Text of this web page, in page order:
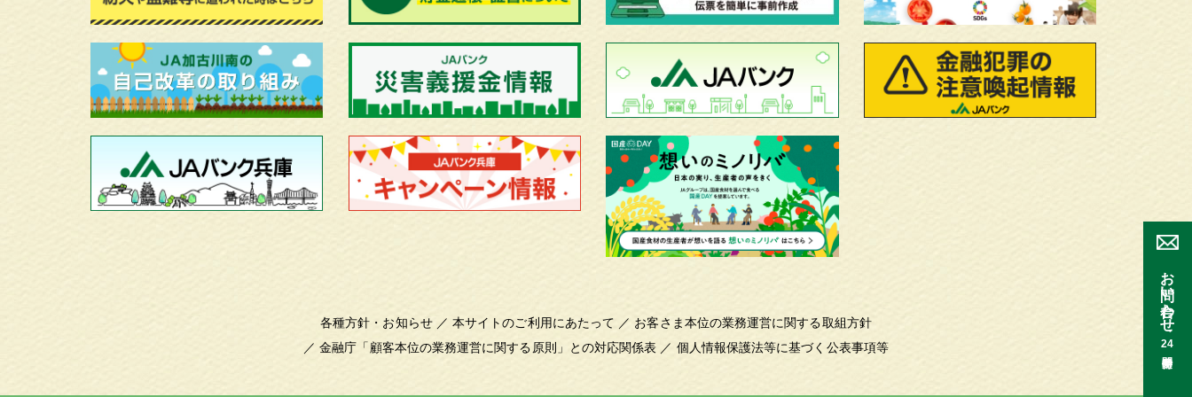
お問い合わせ
24
各種方針・お知らせ ／本サイトのご利用にあたって ／ お客さま本位の業務運営に関する取組方針
／金融庁「顧客本位の業務運営に関する原則」との対応関係表 ／ 個人情報保護法等に基づく公表事項等